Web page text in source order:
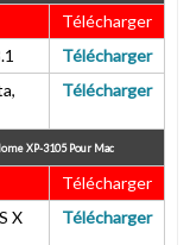
Télécharger
Télécharger
Télécharger
XP-3105Pour Mac
Télécharger
X
Télécharger